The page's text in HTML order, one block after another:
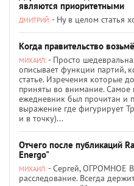
являются приоритетными
ДМИТРИЙ: - Ну в целом статья
Когда правительство
МИХАИЛ: - Просто
описывает функции партий,
статье. Изречения которые
приняты во внимание. Самое
ежедневник был прочитан и
выражение где фигурирует
и в точку)...
Отчего после публикаций
Energo"
МИХАИЛ: - Сергей, ОГРОМНОЕ
расследование. Всегда